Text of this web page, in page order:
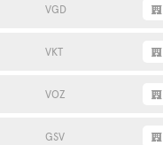
VGD
VKT
VOZ
GSV